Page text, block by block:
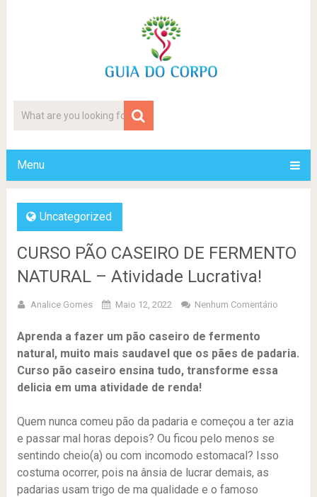
Menu
Uncategorized
CURSO PÃO CASEIRO DE FERMENTO
NATURAL – Atividade Lucrativa!
Analice Gomes Maio 12, 2022 Nenhum Comentário
Aprenda a fazer um pão caseiro de fermento
natural, muito mais saudavel que os pães de padaria.
Curso pão caseiro ensina tudo, transforme essa
delicia em uma atividade de renda!
Quem nunca comeu pão da padaria e começou a ter azia
e passar mal horas depois? Ou ficou pelo menos se
sentindo cheio(a) ou com incomodo estomacal? Isso
costuma ocorrer, pois na ânsia de lucrar demais, as
padarias usam trigo de ma qualidade e o famoso